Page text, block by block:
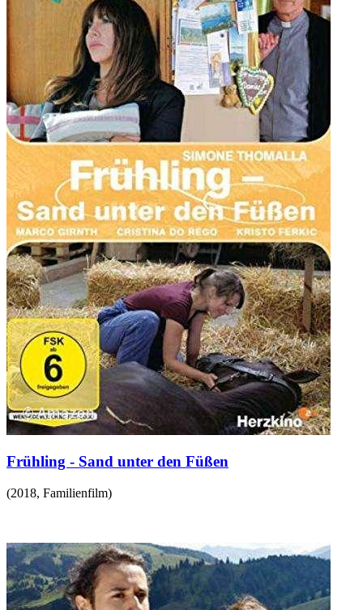
Frühling - Sand unter den Füßen
(2018, Familienfilm)